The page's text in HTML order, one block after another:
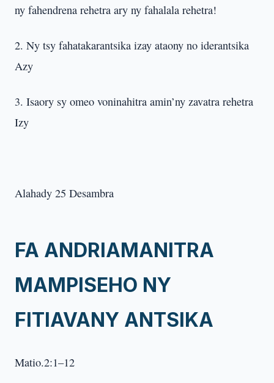
ny fahendrena rehetra ary ny fahalala rehetra!
2. Ny tsy fahatakarantsika izay ataony no iderantsika
Azy
3. Isaory sy omeo voninahitra amin’ny zavatra rehetra
Izy
Alahady 25 Desambra
FA ANDRIAMANITRA
MAMPISEHO NY
FITIAVANY ANTSIKA
Matio.2:1–12